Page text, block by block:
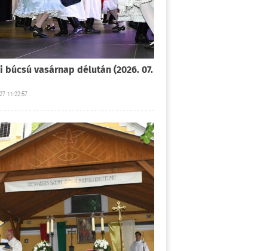
búcsú vasárnap délután (2026. 07.
11:22:57